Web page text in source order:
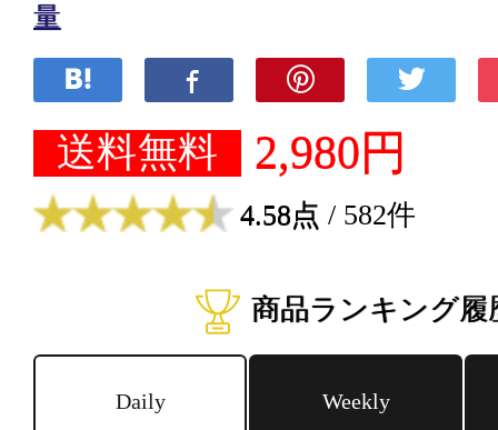
量
送料無料 2,980円
4.58点 / 582件
商品ランキング履
Daily Weekly